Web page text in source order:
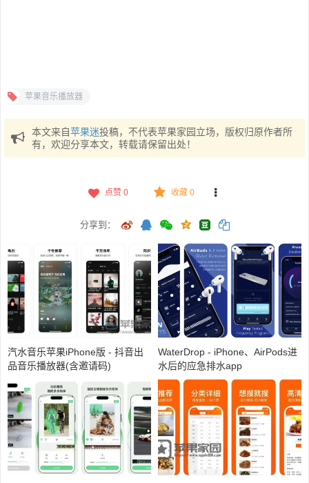
苹果音乐播放器
本文来自苹果迷投稿，不代表苹果家园立场，版权归原作者所
有，欢迎分享本文，转载请保留出处！
点赞 0 收藏 0
分享到：
汽水音乐苹果iPhone版 - 抖音出
品音乐播放器(含邀请码)
WaterDrop - iPhone、AirPods进
水后的应急排水app